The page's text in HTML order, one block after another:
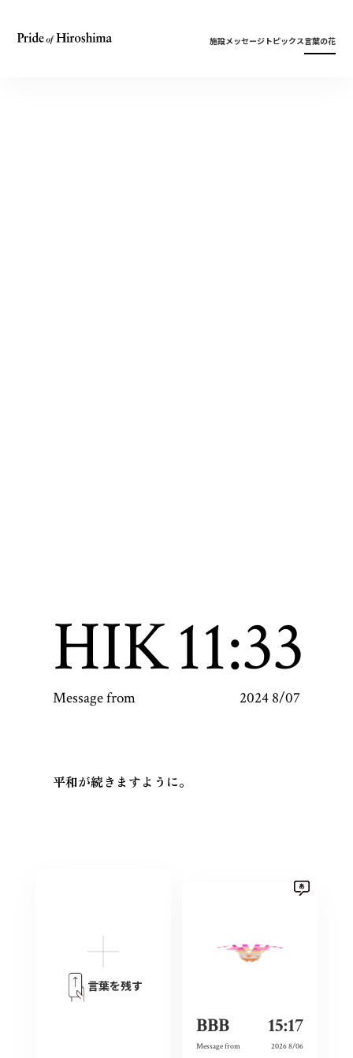
施設メッセージトピックス言葉の花
HIK11:33
Message from 2024 8/07
平和が続きますように。
言葉を残す
BBB 15:17
Message from 2026 8/06